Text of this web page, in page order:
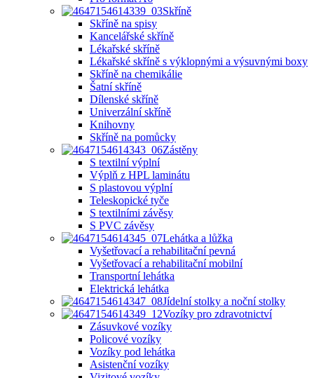
Skříně
Skříně na spisy
Kancelářské skříně
Lékařské skříně
Lékařské skříně s výklopnými a výsuvnými boxy
Skříně na chemikálie
Šatní skříně
Dílenské skříně
Univerzální skříně
Knihovny
Skříně na pomůcky
Zástěny
S textilní výplní
Výplň z HPL laminátu
S plastovou výplní
Teleskopické tyče
S textilními závěsy
S PVC závěsy
Lehátka a lůžka
Vyšetřovací a rehabilitační pevná
Vyšetřovací a rehabilitační mobilní
Transportní lehátka
Elektrická lehátka
Jídelní stolky a noční stolky
Vozíky pro zdravotnictví
Zásuvkové vozíky
Policové vozíky
Vozíky pod lehátka
Asistenční vozíky